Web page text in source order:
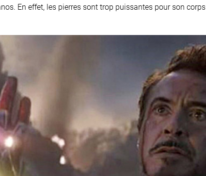
En effet, les pierres sont trop puissantes pour son corps